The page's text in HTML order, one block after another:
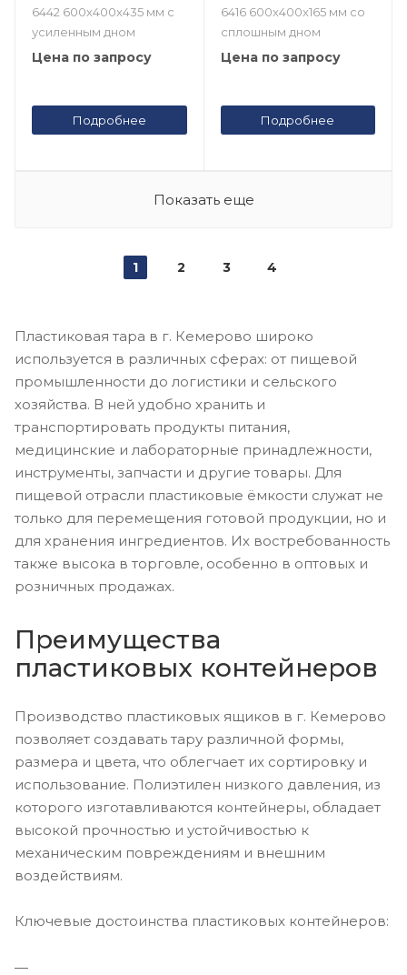
6442 600x400x435 мм с
усиленным дном
Цена по запросу
Подробнее
6416 600x400x165 мм со
сплошным дном
Цена по запросу
Подробнее
Показать еще
1 2 3 4
Пластиковая тара в г. Кемерово широко
используется в различных сферах: от пищевой
промышленности до логистики и сельского
хозяйства. В ней удобно хранить и
транспортировать продукты питания,
медицинские и лабораторные принадлежности,
инструменты, запчасти и другие товары. Для
пищевой отрасли пластиковые ёмкости служат не
только для перемещения готовой продукции, но и
для хранения ингредиентов. Их востребованность
также высока в торговле, особенно в оптовых и
розничных продажах.
Преимущества
пластиковых контейнеров
Производство пластиковых ящиков в г. Кемерово
позволяет создавать тару различной формы,
размера и цвета, что облегчает их сортировку и
использование. Полиэтилен низкого давления, из
которого изготавливаются контейнеры, обладает
высокой прочностью и устойчивостью к
механическим повреждениям и внешним
воздействиям.
Ключевые достоинства пластиковых контейнеров: